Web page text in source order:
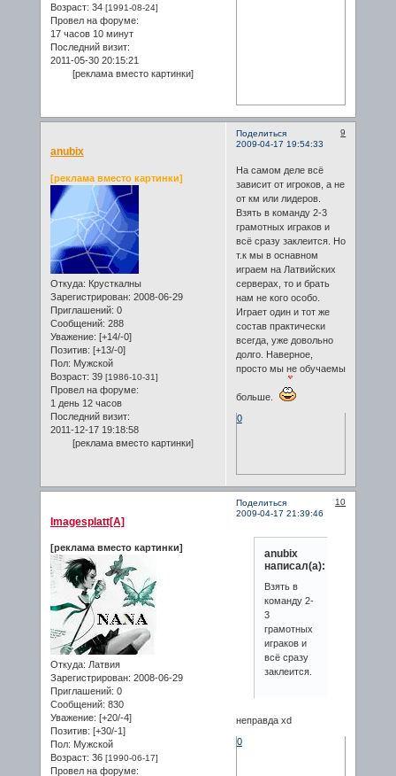
Возраст: 34 [1991-08-24]
Провел на форуме:
17 часов 10 минут
Последний визит:
2011-05-30 20:15:21
[реклама вместо картинки]
Поделиться
9
2009-04-17 19:54:33
anubix
[реклама вместо картинки]
Откуда: Крусткалны
Зарегистрирован: 2008-06-29
Приглашений: 0
Сообщений: 288
Уважение: [+14/-0]
Позитив: [+13/-0]
Пол: Мужской
Возраст: 39 [1986-10-31]
Провел на форуме:
1 день 12 часов
Последний визит:
2011-12-17 19:18:58
[реклама вместо картинки]
На самом деле всё
зависит от игроков, а не
от км или лидеров.
Взять в команду 2-3
грамотных играков и
всё сразу заклеится. Но
т.к мы в оснавном
играем на Латвийских
серверах, то и брать
нам не кого особо.
Играет один и тот же
состав практически
всегда, уже довольно
долго. Наверное,
просто мы не обучаемы
больше.
0
Поделиться
10
2009-04-17 21:39:46
Imagesplatt[A]
[реклама вместо картинки]
Откуда: Латвия
Зарегистрирован: 2008-06-29
Приглашений: 0
Сообщений: 830
Уважение: [+20/-4]
Позитив: [+30/-1]
Пол: Мужской
Возраст: 36 [1990-06-17]
Провел на форуме:
anubix
написал(а):
Взять в
команду 2-
3
грамотных
играков и
всё сразу
заклеится.
неправда xd
0